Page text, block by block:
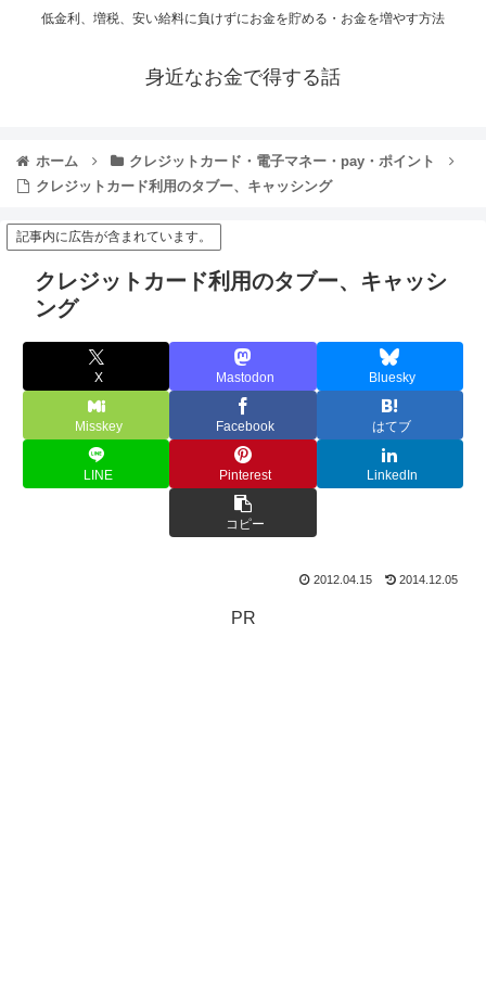
低金利、増税、安い給料に負けずにお金を貯める・お金を増やす方法
身近なお金で得する話
ホーム
クレジットカード・電子マネー・pay・ポイント
クレジットカード利用のタブー、キャッシング
記事内に広告が含まれています。
クレジットカード利用のタブー、キャッシ
ング
X Mastodon Bluesky
Misskey Facebook はてブ
LINE Pinterest LinkedIn
コピー
2012.04.15 2014.12.05
PR